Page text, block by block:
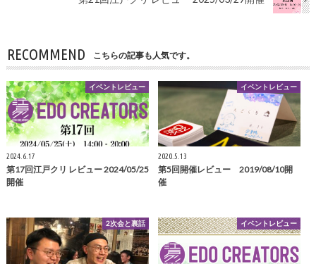
RECOMMEND こちらの記事も人気です。
イベントレビュー
2024.6.17
第17回江戸クリ レビュー 2024/05/25
開催
イベントレビュー
2020.5.13
第5回開催レビュー 2019/08/10開
催
2次会と裏話 イベントレビュー